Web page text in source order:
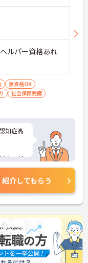
ルパー資格あれ
無資格OK
社会保険完備
知症高
のこだ
とおも
る方を
わせく
紹介してもらう